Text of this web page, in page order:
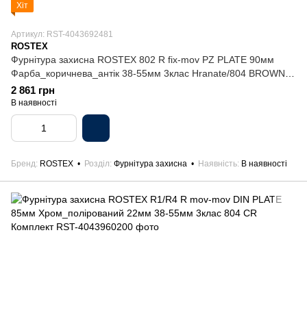
Хіт
Артикул: RST-4043692481
ROSTEX
Фурнітура захисна ROSTEX 802 R fix-mov PZ PLATE 90мм
Фарба_коричнева_антік 38-55мм 3клас Hranate/804 BROWN
Комплект
2 861 грн
В наявності
Бренд ROSTEX Розділ Фурнітура захисна Наявність В наявності